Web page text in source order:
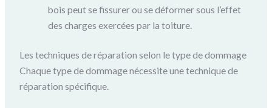
bois peut se fissurer ou se déformer sous l’effet
des charges exercées par la toiture.
Les techniques de réparation selon le type de dommage
Chaque type de dommage nécessite une technique de
réparation spécifique.